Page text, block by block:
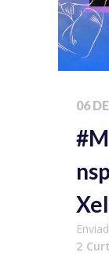
06
2